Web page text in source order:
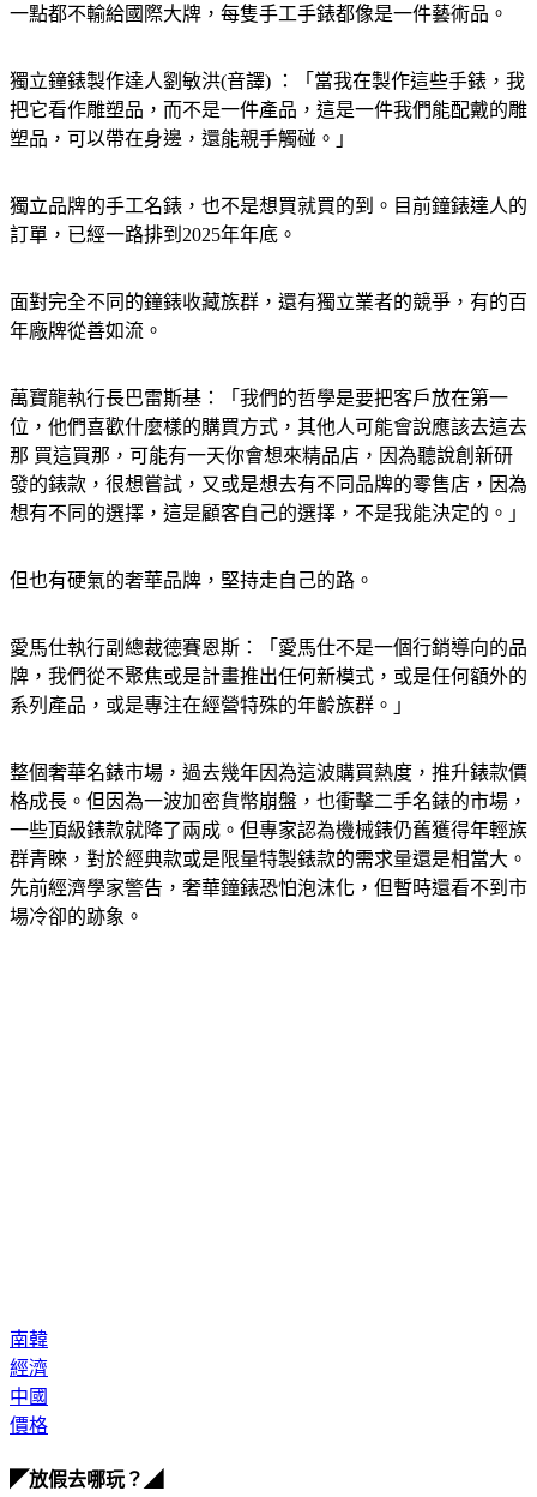
一點都不輸給國際大牌，每隻手工手錶都像是一件藝術品。
獨立鐘錶製作達人劉敏洪(音譯) ：「當我在製作這些手錶，我
把它看作雕塑品，而不是一件產品，這是一件我們能配戴的雕
塑品，可以帶在身邊，還能親手觸碰。」
獨立品牌的手工名錶，也不是想買就買的到。目前鐘錶達人的
訂單，已經一路排到2025年年底。
面對完全不同的鐘錶收藏族群，還有獨立業者的競爭，有的百
年廠牌從善如流。
萬寶龍執行長巴雷斯基：「我們的哲學是要把客戶放在第一
位，他們喜歡什麼樣的購買方式，其他人可能會說應該去這去
那 買這買那，可能有一天你會想來精品店，因為聽說創新研
發的錶款，很想嘗試，又或是想去有不同品牌的零售店，因為
想有不同的選擇，這是顧客自己的選擇，不是我能決定的。」
但也有硬氣的奢華品牌，堅持走自己的路。
愛馬仕執行副總裁德賽恩斯：「愛馬仕不是一個行銷導向的品
牌，我們從不聚焦或是計畫推出任何新模式，或是任何額外的
系列產品，或是專注在經營特殊的年齡族群。」
整個奢華名錶市場，過去幾年因為這波購買熱度，推升錶款價
格成長。但因為一波加密貨幣崩盤，也衝擊二手名錶的市場，
一些頂級錶款就降了兩成。但專家認為機械錶仍舊獲得年輕族
群青睞，對於經典款或是限量特製錶款的需求量還是相當大。
先前經濟學家警告，奢華鐘錶恐怕泡沫化，但暫時還看不到市
場冷卻的跡象。
南韓
經濟
中國
價格
◤放假去哪玩？◢